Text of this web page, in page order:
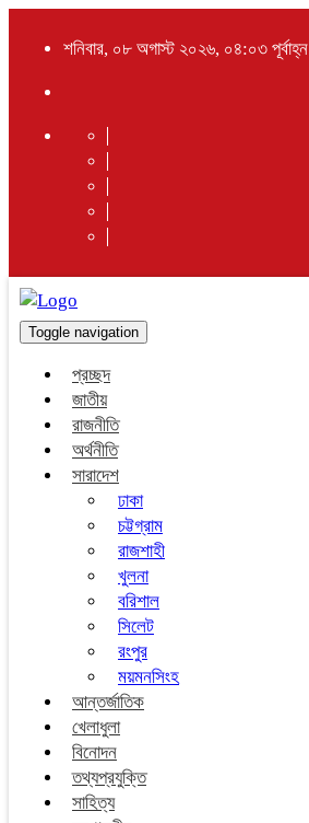
শনিবার, ০৮ অগাস্ট ২০২৬, ০৪:০৩ পূর্বাহ্ন
Toggle navigation
প্রচ্ছদ
জাতীয়
রাজনীতি
অর্থনীতি
সারাদেশ
ঢাকা
চট্টগ্রাম
রাজশাহী
খুলনা
বরিশাল
সিলেট
রংপুর
ময়মনসিংহ
আন্তর্জাতিক
খেলাধুলা
বিনোদন
তথ্যপ্রযুক্তি
সাহিত্য